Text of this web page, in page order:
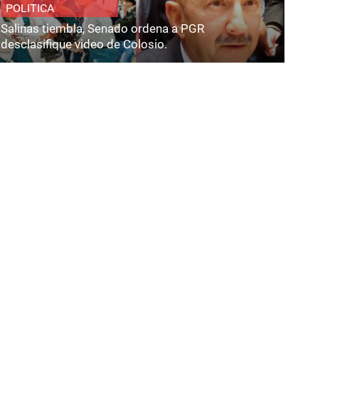
POLITICA
Salinas tiembla, Senado ordena a PGR
desclasifique video de Colosio.